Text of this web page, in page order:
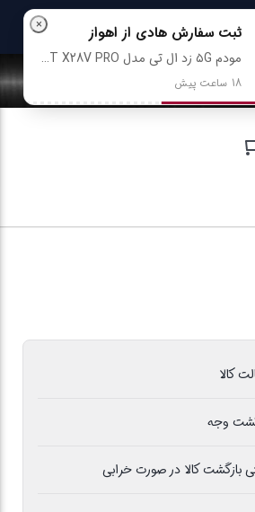
کالا
وجه
× ثبت سفارش هادی از اهواز
مودم ۵G زد ال تی مدل ZLT X28V PRO (در حد نو) رو خرید کرد
18 ساعت پیش